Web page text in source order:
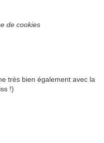
de cookies
très bien également avec la
!)